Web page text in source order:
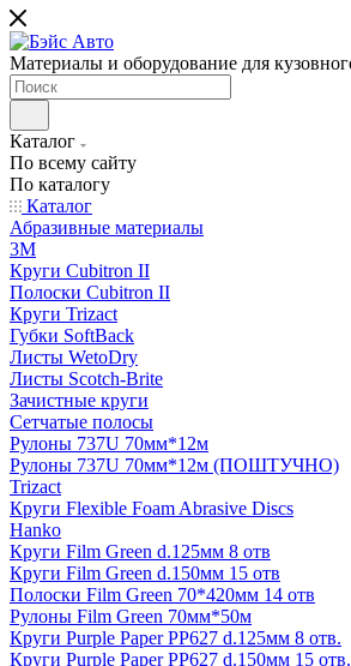
Материалы и оборудование для
Каталог
По всему сайту
По каталогу
Каталог
Абразивные материалы
3M
Круги Cubitron II
Полоски Cubitron II
Круги Trizact
Губки SoftBack
Листы WetoDry
Листы Scotch-Brite
Зачистные круги
Сетчатые полосы
Рулоны 737U 70мм*12м
Рулоны 737U 70мм*12м (ПОШТУЧНО)
Trizact
Круги Flexible Foam Abrasive Discs
Hanko
Круги Film Green d.125мм 8 отв
Круги Film Green d.150мм 15 отв
Полоски Film Green 70*420мм 14 отв
Рулоны Film Green 70мм*50м
Круги Purple Paper PP627 d.125мм 8 отв.
Круги Purple Paper PP627 d.150мм 15 отв.